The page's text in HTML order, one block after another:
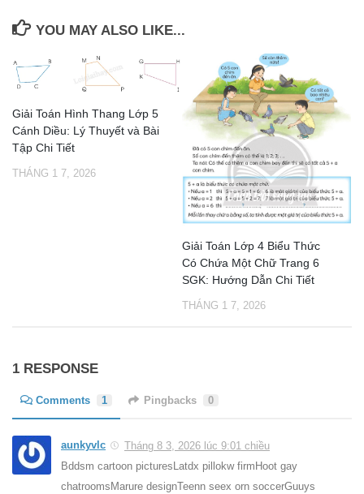
YOU MAY ALSO LIKE...
Giải Toán Hình Thang Lớp 5
Cánh Diều: Lý Thuyết và Bài
Tập Chi Tiết
THÁNG 1 7, 2026
Giải Toán Lớp 4 Biểu Thức
Có Chứa Một Chữ Trang 6
SGK: Hướng Dẫn Chi Tiết
THÁNG 1 7, 2026
1 RESPONSE
Comments 1 Pingbacks 0
aunkyvlc
Tháng 8 3, 2026 lúc 9:01 chiều
Bddsm cartoon picturesLatdx pillokw firmHoot gay
chatroomsMarure designTeenn seex orn soccerGuuys